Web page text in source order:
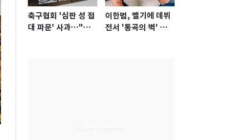
축구협회 '심판 성 접
대 파문' 사과…"참
이한범, 벨기에 데뷔
전서 '통곡의 벽' 활